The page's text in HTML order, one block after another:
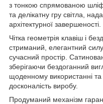
з тонкою спрямованою
та делікатну гру світла,
архітектурної завершеності.
Чітка геометрія клавіш і
стриманий, елегантний
сучасний простір.
зберігаючи бездоганний
щоденному використанні
досконалість виробу.
Продуманий механізм